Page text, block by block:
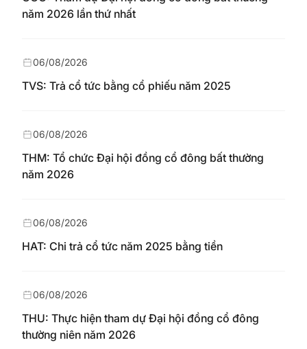
năm 2026 lần thứ nhất
TVS: Trả cổ tức bằng cổ phiếu năm 2025
06/08/2026
THM: Tổ chức Đại hội đồng cổ đông bất thường
năm 2026
06/08/2026
HAT: Chi trả cổ tức năm 2025 bằng tiền
06/08/2026
THU: Thực hiện tham dự Đại hội đồng cổ đông
thường niên năm 2026
06/08/2026